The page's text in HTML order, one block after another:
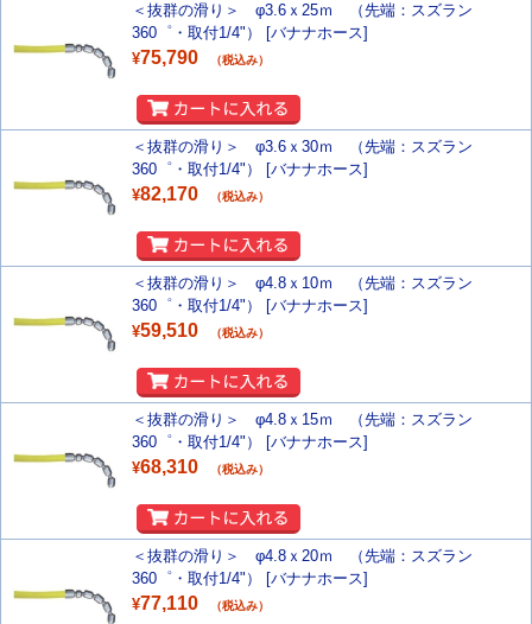
＜抜群の滑り＞ φ3.6ｘ25ｍ （先端：スズラン
360゜・取付1/4"） [バナナホース]
¥75,790 （税込み）
＜抜群の滑り＞ φ3.6ｘ30ｍ （先端：スズラン
360゜・取付1/4"） [バナナホース]
¥82,170 （税込み）
＜抜群の滑り＞ φ4.8ｘ10ｍ （先端：スズラン
360゜・取付1/4"） [バナナホース]
¥59,510 （税込み）
＜抜群の滑り＞ φ4.8ｘ15ｍ （先端：スズラン
360゜・取付1/4"） [バナナホース]
¥68,310 （税込み）
＜抜群の滑り＞ φ4.8ｘ20ｍ （先端：スズラン
360゜・取付1/4"） [バナナホース]
¥77,110 （税込み）